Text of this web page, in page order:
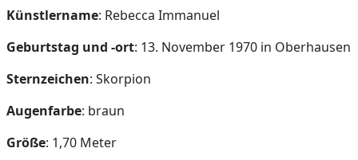
Künstlername: Rebecca Immanuel
Geburtstag und -ort: 13. November 1970 in Oberhausen
Sternzeichen: Skorpion
Augenfarbe: braun
Größe: 1,70 Meter